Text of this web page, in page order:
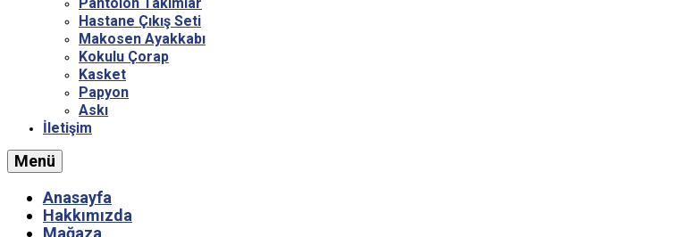
Hastane Çıkış Seti
Makosen Ayakkabı
Kokulu Çorap
Kasket
Papyon
Askı
İletişim
Menü
Anasayfa
Hakkımızda
Mağaza